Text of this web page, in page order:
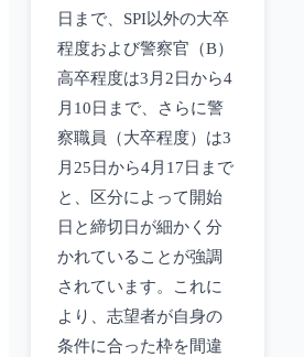
日まで、SPI以外の大卒
程度および警察官（B）
高卒程度は3月2日から4
月10日まで、さらに警
察職員（大卒程度）は3
月25日から4月17日まで
と、区分によって開始
日と締切日が細かく分
かれていることが強調
されています。これに
より、志望者が自身の
条件に合った枠を間違